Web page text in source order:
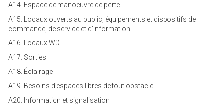
A14. Espace de manoeuvre de porte
A15. Locaux ouverts au public, équipements et dispositifs de
commande, de service et d’information
A16. Locaux WC
A17. Sorties
A18. Éclairage
A19. Besoins d’espaces libres de tout obstacle
A20. Information et signalisation